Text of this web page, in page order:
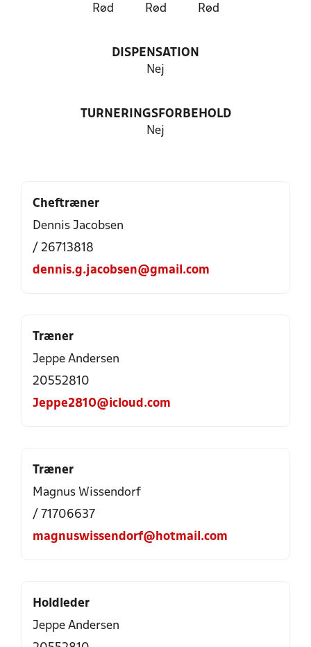
Rød Rød Rød
DISPENSATION
Nej
TURNERINGSFORBEHOLD
Nej
Cheftræner
Dennis Jacobsen
/ 26713818
dennis.g.jacobsen@gmail.com
Træner
Jeppe Andersen
20552810
Jeppe2810@icloud.com
Træner
Magnus Wissendorf
/ 71706637
magnuswissendorf@hotmail.com
Holdleder
Jeppe Andersen